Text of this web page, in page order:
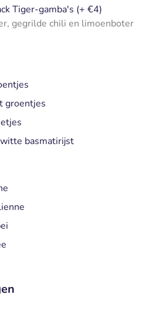
Tiger-gamba's (+ €4)
gegrilde chili en limoenboter
groentjes
basmatirijst